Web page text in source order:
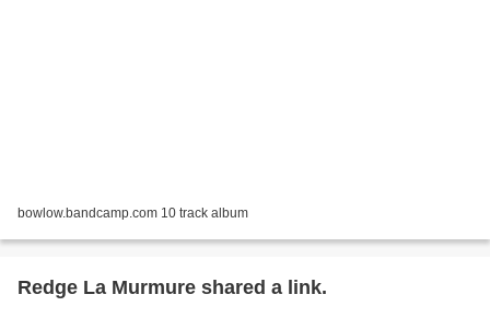
bowlow.bandcamp.com 10 track album
Redge La Murmure shared a link.